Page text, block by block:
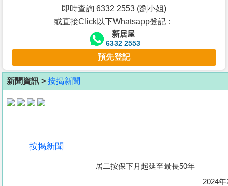
客
地
產
即時查詢 6332 2553 (劉小姐)
或直接Click以下Whatsapp登記：
新居屋
6332 2553
預先登記
新聞資訊 > 按揭新聞
按揭新聞
居二按保下月起延至最長50年
2024